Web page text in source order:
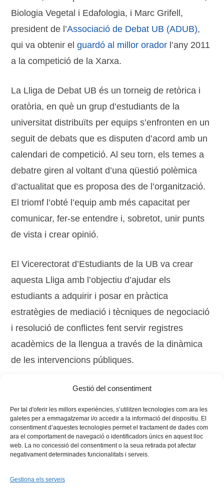
Gestió del consentiment
Per tal d'oferir les millors experiències, s’utilitzen tecnologies com ara les
galetes per a emmagatzemar i/o accedir a la informació del dispositiu. El
consentiment d’aquestes tecnologies permet el tractament de dades com
ara el comportament de navegació o identificadors únics en aquest lloc
web. La no concessió del consentiment o la seua retirada pot afectar
negativament determinades funcionalitats i serveis.
Gestiona els serveis
Biologia Vegetal i Edafologia, i Marc Grifell,
president de l’Associació de Debat UB (ADUB),
qui va obtenir elguardó al millor orador l’any 2011
a la competició de la Xarxa.
La Lliga de Debat UB és un torneig de retòrica i
oratòria, en què un grup d’estudiants de la
universitat distribuïts per equips s’enfronten en un
seguit de debats que es disputen d’acord amb un
calendari de competició. Al seu torn, els temes a
debatre giren al voltant d’una qüestió polèmica
d’actualitat que es proposa des de l’organització.
El triomf l’obté l’equip amb més capacitat per
comunicar, fer-se entendre i, sobretot, unir punts
de vista i crear opinió.
El Vicerectorat d’Estudiants de la UB va crear
aquesta Lliga amb l’objectiu d’ajudar els
estudiants a adquirir i posar en pràctica
estratègies de mediació i tècniques de negociació
i resolució de conflictes fent servir registres
acadèmics de la llengua a través de la dinàmica
de les intervencions públiques.
alumnes,competició,Lliga de Debat